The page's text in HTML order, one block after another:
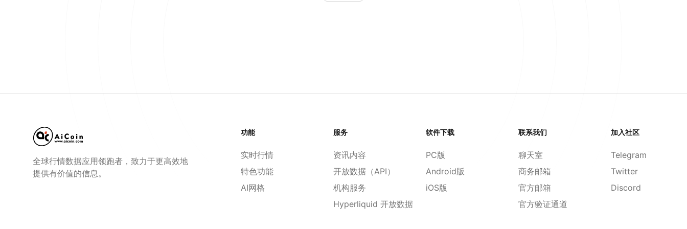
全球行情数据应用领跑者，致力于更高效地
提供有价值的信息。
功能
实时行情
特色功能
AI网格
服务
资讯内容
开放数据（API）
机构服务
Hyperliquid 开放数据
软件下载
PC版
Android版
iOS版
联系我们
聊天室
商务邮箱
官方邮箱
官方验证通道
加入社区
Telegram
Twitter
Discord